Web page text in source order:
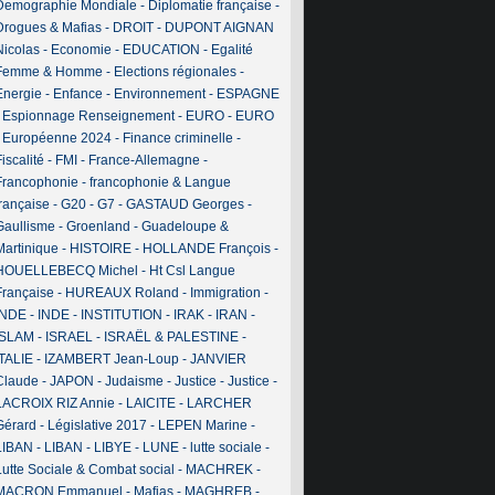
Mondiale - Diplomatie française -
& Mafias- DROIT- DUPONT AIGNAN
- Economie - EDUCATION - Egalité
& Homme - Elections régionales-
- Enfance - Environnement- ESPAGNE
Espionnage Renseignement- EURO- EURO
Européenne 2024- Finance criminelle -
- FMI - France-Allemagne -
- francophonie & Langue
- G20- G7 - GASTAUD Georges-
- Groenland - Guadeloupe &
- HISTOIRE- HOLLANDE François-
Michel - Ht Csl Langue
- HUREAUX Roland - Immigration -
- INDE- INSTITUTION - IRAK- IRAN -
- ISRAEL- ISRAËL & PALESTINE-
- IZAMBERT Jean-Loup- JANVIER
- JAPON - Judaisme - Justice - Justice -
RIZ Annie - LAICITE- LARCHER
- Législative 2017 - LEPEN Marine -
- LIBAN - LIBYE- LUNE- lutte sociale -
Sociale & Combat social - MACHREK-
Emmanuel - Mafias- MAGHREB-